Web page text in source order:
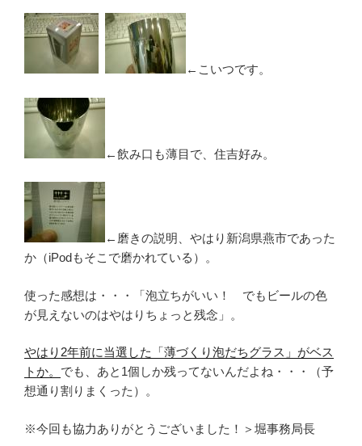
←こいつです。
←飲み口も薄目で、住吉好み。
←磨きの説明、やはり新潟県燕市であった
か（iPodもそこで磨かれている）。
使った感想は・・・「泡立ちがいい！ でもビールの色
が見えないのはやはりちょっと残念」。
やはり2年前に当選した「薄づくり泡だちグラス」がベス
トか。 でも、あと1個しか残ってないんだよね・・・（予
想通り割りまくった）。
※今回も協力ありがとうございました！＞堀事務局長